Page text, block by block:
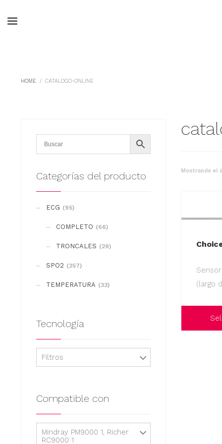
HOME CATALOGO-ONLINE
Mostrando el
(largo
Categorías del producto
ECG (95)
COMPLETO (66)
TRONCALES (29)
SPO2 (257)
TEMPERATURA (33)
Tecnología
Filtros
Compatible con
Mindray PM9000 1, Richer
RC9000 1